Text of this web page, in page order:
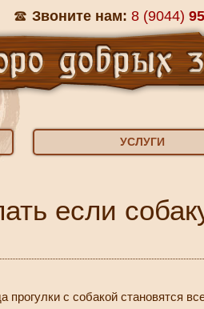
Звоните нам: 8 (9044)
УСЛУГИ
если
прогулки с собакой становятся